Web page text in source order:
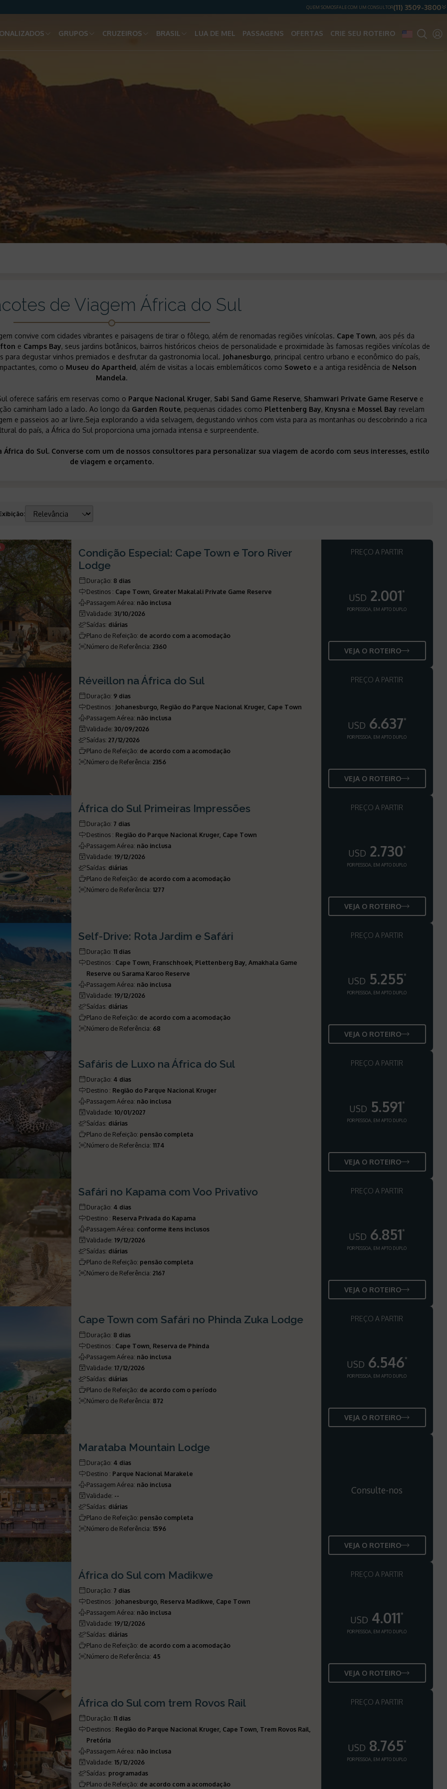
QUEM SOMOSFALE COM UM CONSULTOR(11) 3509-3800
GRUPOS CRUZEIROS BRASIL LUA DE MEL PASSAGENS OFERTAS CRIE SEU ROTEIRO
de Viagem África do Sul
convive com cidades vibrantes e paisagens de tirar o fôlego, além de renomadas regiões vinícolas. Cape Town, aos pés da
e Camps Bay, seus jardins botânicos, bairros históricos cheios de personalidade e proximidade às famosas regiões vinícolas de
para degustar vinhos premiados e desfrutar da gastronomia local. Johanesburgo, principal centro urbano e econômico do país,
como o Museu do Apartheid, além de visitas a locais emblemáticos como Soweto e a antiga residência de Nelson
Mandela.
oferece safáris em reservas como o Parque Nacional Kruger, Sabi Sand Game Reserve, Shamwari Private Game Reservee
caminham lado a lado. Ao longo da Garden Route, pequenas cidades como Plettenberg Bay, Knysna e Mossel Bay revelam
e passeios ao ar livre.Seja explorando a vida selvagem, degustando vinhos com vista para as montanhas ou descobrindo a rica
do país, a África do Sul proporciona uma jornada intensa e surpreendente.
do Sul. Converse com um de nossos consultores para personalizar sua viagem de acordo com seus interesses, estilo
de viagem e orçamento.
:
Condição Especial: Cape Town e Toro River
Lodge
Duração: 8 dias
Destinos : Cape Town, Greater Makalali Private Game Reserve
Passagem Aérea: não inclusa
Validade:31/10/2026
Saídas: diárias
Plano de Refeição: de acordo com a acomodação
Número de Referência:2360
PREÇO A PARTIR
USD 2.001*
POR PESSOA, EM APTO DUPLO
VEJA O ROTEIRO
Réveillon na África do Sul
Duração: 9 dias
Destinos : Johanesburgo, Região do Parque Nacional Kruger, Cape Town
Passagem Aérea: não inclusa
Validade:30/09/2026
Saídas:27/12/2026
Plano de Refeição: de acordo com a acomodação
Número de Referência:2356
PREÇO A PARTIR
USD 6.637*
POR PESSOA, EM APTO DUPLO
VEJA O ROTEIRO
África do Sul Primeiras Impressões
Duração: 7 dias
Destinos : Região do Parque Nacional Kruger, Cape Town
Passagem Aérea: não inclusa
Validade:19/12/2026
Saídas: diárias
Plano de Refeição: de acordo com a acomodação
Número de Referência:1277
PREÇO A PARTIR
USD 2.730*
POR PESSOA, EM APTO DUPLO
VEJA O ROTEIRO
Self-Drive: Rota Jardim e Safári
Duração:11 dias
Destinos : Cape Town, Franschhoek, Plettenberg Bay, Amakhala Game
Reserve ou Sarama Karoo Reserve
Passagem Aérea: não inclusa
Validade:19/12/2026
Saídas: diárias
Plano de Refeição: de acordo com a acomodação
Número de Referência: 68
PREÇO A PARTIR
USD 5.255*
POR PESSOA, EM APTO DUPLO
VEJA O ROTEIRO
Safáris de Luxo na África do Sul
Duração: 4 dias
Destino : Região do Parque Nacional Kruger
Passagem Aérea: não inclusa
Validade:10/01/2027
Saídas: diárias
Plano de Refeição: pensão completa
Número de Referência:1174
PREÇO A PARTIR
USD 5.591*
POR PESSOA, EM APTO DUPLO
VEJA O ROTEIRO
Safári no Kapama com Voo Privativo
Duração: 4 dias
Destino : Reserva Privada do Kapama
Passagem Aérea: conforme itens inclusos
Validade:19/12/2026
Saídas: diárias
Plano de Refeição: pensão completa
Número de Referência:2167
PREÇO A PARTIR
USD 6.851*
POR PESSOA, EM APTO DUPLO
VEJA O ROTEIRO
Cape Town com Safári no Phinda Zuka Lodge
Duração: 8 dias
Destinos : Cape Town, Reserva de Phinda
Passagem Aérea: não inclusa
Validade:17/12/2026
Saídas: diárias
Plano de Refeição: de acordo com o período
Número de Referência: 872
PREÇO A PARTIR
USD 6.546*
POR PESSOA, EM APTO DUPLO
VEJA O ROTEIRO
Marataba Mountain Lodge
Duração: 4 dias
Destino : Parque Nacional Marakele
Passagem Aérea: não inclusa
Validade: --
Saídas: diárias
Plano de Refeição: pensão completa
Número de Referência:1596
Consulte-nos
VEJA O ROTEIRO
África do Sul com Madikwe
Duração: 7 dias
Destinos : Johanesburgo, Reserva Madikwe, Cape Town
Passagem Aérea: não inclusa
Validade:19/12/2026
Saídas: diárias
Plano de Refeição: de acordo com a acomodação
Número de Referência: 45
PREÇO A PARTIR
USD 4.011*
POR PESSOA, EM APTO DUPLO
VEJA O ROTEIRO
África do Sul com trem Rovos Rail
Duração:11 dias
Destinos : Região do Parque Nacional Kruger, Cape Town, Trem Rovos Rail,
Pretória
Passagem Aérea: não inclusa
Validade:15/12/2026
Saídas: programadas
Plano de Refeição: de acordo com a acomodação
PREÇO A PARTIR
USD 8.765*
POR PESSOA, EM APTO DUPLO